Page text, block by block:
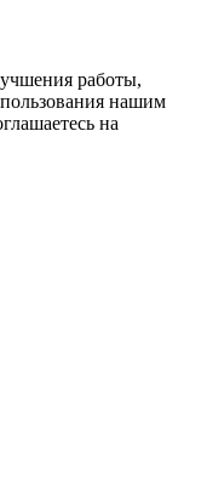
работы,
нашим
на